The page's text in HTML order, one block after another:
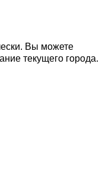
Вы можете
текущего города.